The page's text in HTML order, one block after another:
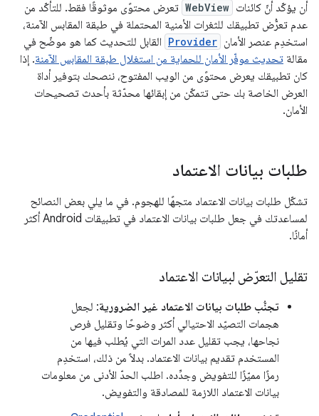
أن يؤكّد أنّ كائنات WebView تعرض محتوًى موثوقًا فقط. للتأكّد من
عدم تعرُّض تطبيقك للثغرات الأمنية المحتملة في طبقة المقابس الآمنة،
استخدِم عنصر الأمان Provider القابل للتحديث كما هو موضّح في
مقالة تحديث موفّر الأمان للحماية من استغلال طبقة المقابس الآمنة. إذا
كان تطبيقك يعرض محتوًى من الويب المفتوح، ننصحك بتوفير أداة
العرض الخاصة بك حتى تتمكّن من إبقائها محدّثة بأحدث تصحيحات
الأمان.
طلبات بيانات الاعتماد
تشكّل طلبات بيانات الاعتماد متجهًا للهجوم. في ما يلي بعض النصائح
لمساعدتك في جعل طلبات بيانات الاعتماد في تطبيقات Android أكثر
أمانًا.
تقليل التعرّض لبيانات الاعتماد
تجنُّب طلبات بيانات الاعتماد غير الضرورية: لجعل
هجمات التصيّد الاحتيالي أكثر وضوحًا وتقليل فرص
نجاحها، يجب تقليل عدد المرات التي يُطلب فيها من
المستخدم تقديم بيانات الاعتماد. بدلاً من ذلك، استخدِم
رمزًا مميّزًا للتفويض وجدِّده. اطلب الحدّ الأدنى من معلومات
بيانات الاعتماد اللازمة للمصادقة والتفويض.